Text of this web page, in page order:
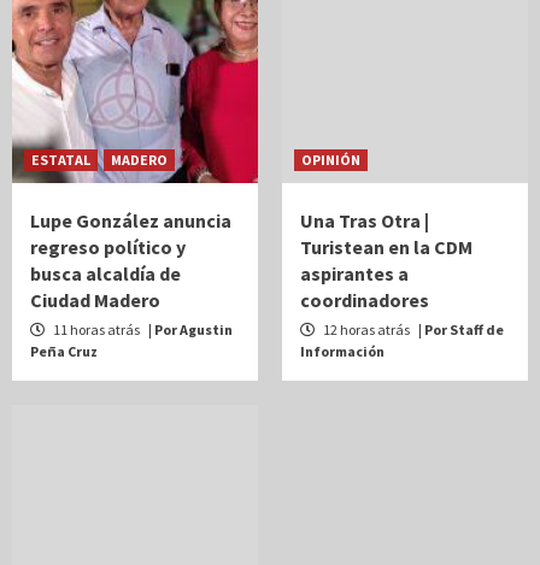
ESTATAL MADERO
Lupe González anuncia
regreso político y
busca alcaldía de
Ciudad Madero
11 horas atrás | Por Agustin
Peña Cruz
OPINIÓN
Una Tras Otra |
Turistean en la CDM
aspirantes a
coordinadores
12 horas atrás | Por Staff de
Información